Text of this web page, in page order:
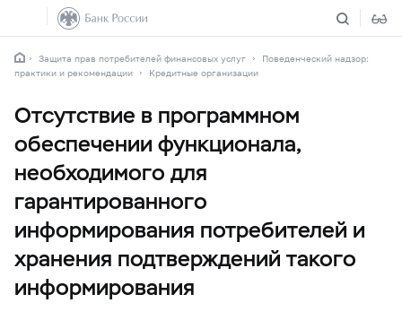
Защита прав потребителей финансовых услуг
Поведенческий надзор:
практики и рекомендации
Кредитные организации
Отсутствие в программном
обеспечении функционала,
необходимого для
гарантированного
информирования потребителей и
хранения подтверждений такого
информирования